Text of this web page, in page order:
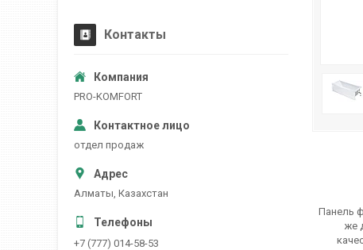
Панель
же
Контакты
PRO-KOMFORT
отдел продаж
Алматы, Казахстан
+7 (777) 014-58-53